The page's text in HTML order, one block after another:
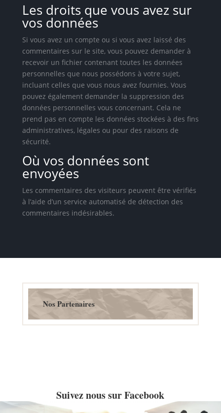
Les droits que vous avez sur
vos données
Si vous avez un compte ou si vous avez laissé des
commentaires sur le site, vous pouvez demander à
recevoir un fichier contenant toutes les données
personnelles que nous possédons à votre sujet,
incluant celles que vous nous avez fournies. Vous
pouvez également demander la suppression des
données personnelles vous concernant. Cela ne
prend pas en compte les données stockées à des fins
administratives, légales ou pour des raisons de
sécurité.
Où vos données sont
envoyées
Les commentaires des visiteurs peuvent être vérifiés
à l’aide d’un service automatisé de détection des
commentaires indésirables.
Nos Partenaires
Suivez nous sur Facebook